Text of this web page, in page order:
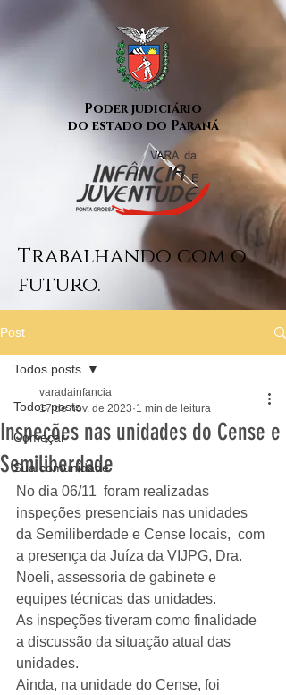
Poder judiciário
do estado do Paraná
Trabalhando com o
futuro.
Post
Todos posts
Começar
Sua comunidade
Todos posts
Inspeções nas unidades do Cense e
Semiliberdade
varadainfancia
17 de nov. de 2023 1 min de leitura
No dia 06/11  foram realizadas
inspeções presenciais nas unidades
da Semiliberdade e Cense locais,  com
a presença da Juíza da VIJPG, Dra.
Noeli, assessoria de gabinete e
equipes técnicas das unidades.
As inspeções tiveram como finalidade
a discussão da situação atual das
unidades.
Ainda, na unidade do Cense, foi